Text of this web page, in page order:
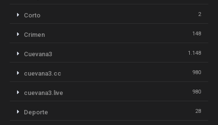
Corto 2
Crimen 148
Cuevana3 1.148
cuevana3.cc 980
cuevana3.live 980
Deporte 28